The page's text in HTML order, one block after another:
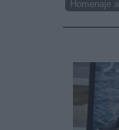
Homenaje